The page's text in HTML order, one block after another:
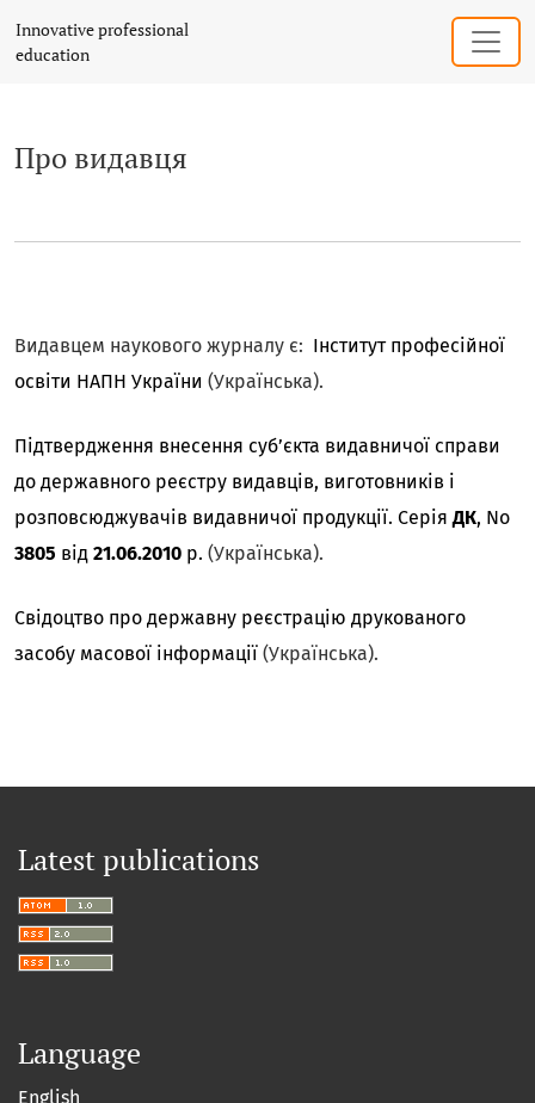
Про видавця
Innovative professional
education
Про видавця
Видавцем наукового журналу є: Інститут професійної
освіти НАПН України (Українська).
Підтвердження внесення суб’єкта видавничої справи
до державного реєстру видавців, виготовників і
розповсюджувачів видавничої продукції. СеріяДК, No
3805 від 21.06.2010 р. (Українська).
Свідоцтво про державну реєстрацію друкованого
засобу масової інформації (Українська).
Latest publications
Language
English